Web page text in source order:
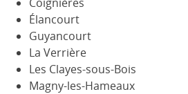
Élancourt
Guyancourt
La Verrière
Les Clayes-sous-Bois
Magny-les-Hameaux